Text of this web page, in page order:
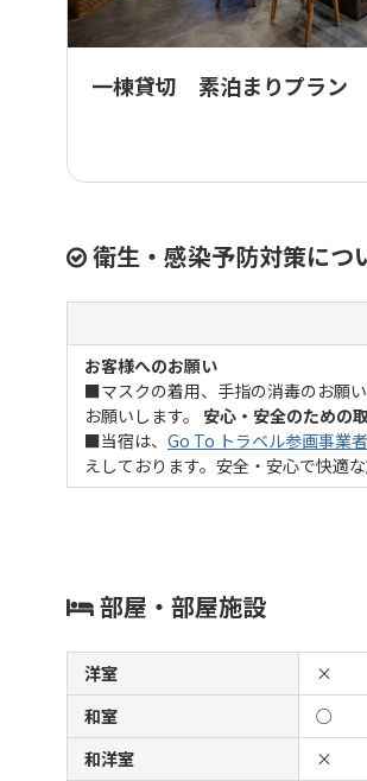
一棟貸切 素泊まりプラン
衛生・感染予防対策につ
お客様へのお願い
■マスクの着用、手指の消毒のお願
お願いします。
安心・安全のための
■当宿は、 Go To トラベル参画事業
えしております。安全・安心で快適
部屋・部屋施設
洋室
×
和室
○
和洋室
×